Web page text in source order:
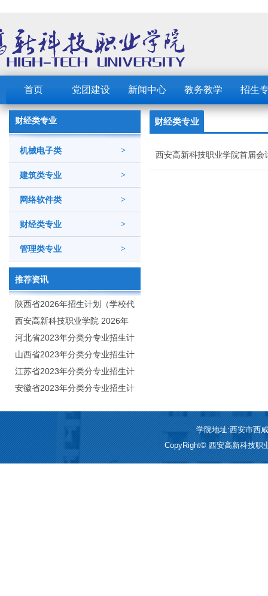
首页 党团建设 新闻中心 教务教学 招生
财经类专业
>
机械电子类
>
建筑类专业
>
网络软件类
>
财经类专业
>
管理类专业
推荐资讯
陕西省2026年招生计划（学校代
码：8103）
西安高新科技职业学院 2026年
招生章程
河北省2023年分类分专业招生计
划（院校代号：1889）
山西省2023年分类分专业招生计
划（院校代号：5560）
江苏省2023年分类分专业招生计
划（院校代号：8931）
安徽省2023年分类分专业招生计
财经类专业
西安高新科技职业学院首届
学院地址:西安市西
CopyRight© 西安高新科技职